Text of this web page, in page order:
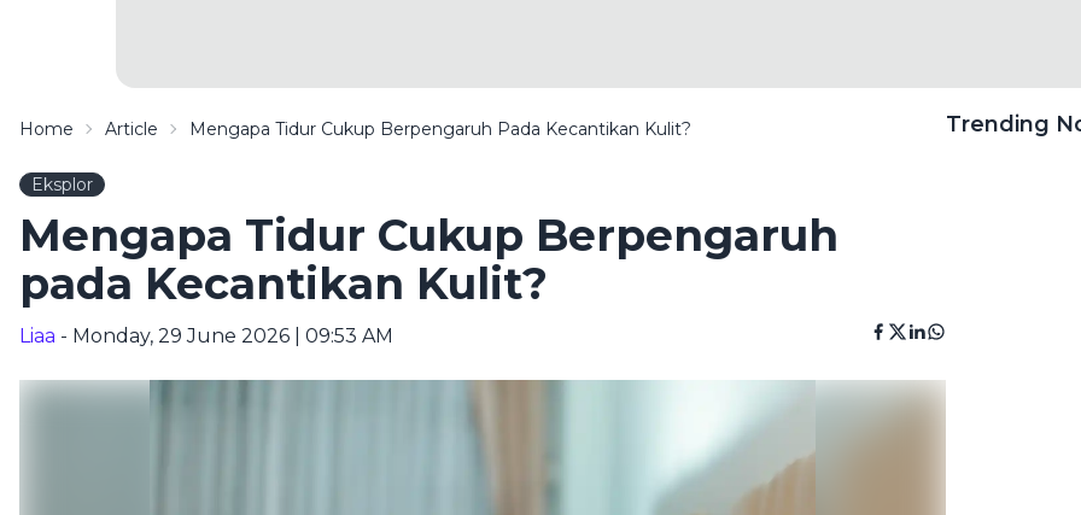
Home Article Mengapa Tidur Cukup Berpengaruh Pada Kecantikan Kulit?
Eksplor
Mengapa Tidur Cukup Berpengaruh
pada Kecantikan Kulit?
Liaa - Monday, 29 June 2026 | 09:53 AM
Trending